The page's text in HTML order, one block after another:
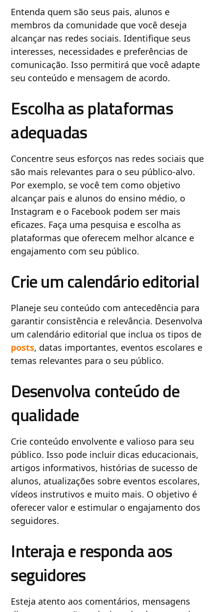
Entenda quem são seus pais, alunos e
membros da comunidade que você deseja
alcançar nas redes sociais. Identifique seus
interesses, necessidades e preferências de
comunicação. Isso permitirá que você adapte
seu conteúdo e mensagem de acordo.
Escolha as plataformas
adequadas
Concentre seus esforços nas redes sociais que
são mais relevantes para o seu público-alvo.
Por exemplo, se você tem como objetivo
alcançar pais e alunos do ensino médio, o
Instagram e o Facebook podem ser mais
eficazes. Faça uma pesquisa e escolha as
plataformas que oferecem melhor alcance e
engajamento com seu público.
Crie um calendário editorial
Planeje seu conteúdo com antecedência para
garantir consistência e relevância. Desenvolva
um calendário editorial que inclua os tipos de
posts, datas importantes, eventos escolares e
temas relevantes para o seu público.
Desenvolva conteúdo de
qualidade
Crie conteúdo envolvente e valioso para seu
público. Isso pode incluir dicas educacionais,
artigos informativos, histórias de sucesso de
alunos, atualizações sobre eventos escolares,
vídeos instrutivos e muito mais. O objetivo é
oferecer valor e estimular o engajamento dos
seguidores.
Interaja e responda aos
seguidores
Esteja atento aos comentários, mensagens